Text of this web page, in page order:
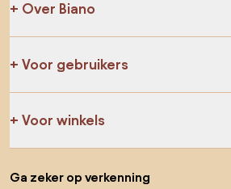
Over Biano
Voor gebruikers
Voor winkels
Ga zeker op verkenning